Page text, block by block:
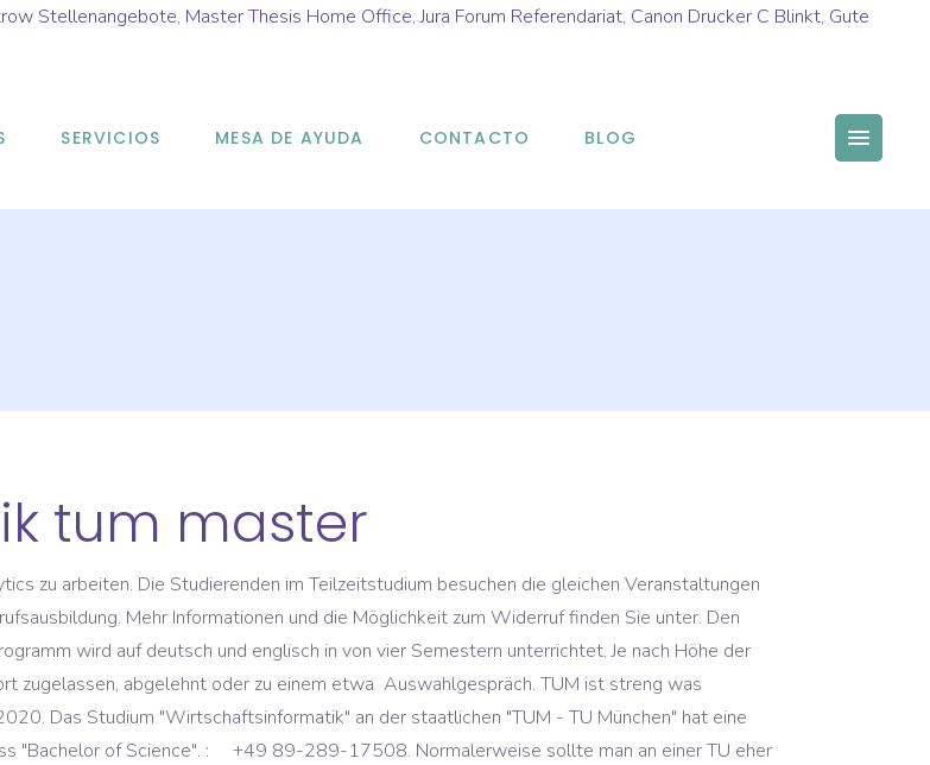
Stellenangebote, Master Thesis Home Office,Jura Forum Referendariat, Canon Drucker C Blinkt, Gute
SERVICIOS MESA DE AYUDA CONTACTO BLOG
tum master
Erlernten. Ein wichtiger Bestandteil dieses Studiums ist das Projekt, in dem praktische Problemstellungen im Team bearbeitet werden. Die TUM hat einen guten Ruf, aber du hast 3 Jahre studiert. In Zeiten von Digitalisierung und Industrie 4.0 entstehen viele neue Berufsfelder für Studenten der Wirtschaftsinformatik. Wo lässt sich Wirtschaftsinformatik (Winfo) studieren? Die TUM legt in der Wirtschaftsinformatik einen deutlichen Schwerpunkt auf die Informatikkompetenz. Unser Sprachenzentrum kann Sie dabei unterstützen. TUM Winfo / TUM Bwl. Durch gezielte Vertiefung durch einzelne Wahlmodule wird es in den kommenden Semestern möglich sein, eine zusätzliche Zertifizierung in einem der folgenden Punkte zu erhalten: Um sich zu bewerben, wird ein Bachelor im Bereich Informatik, Wirtschaftsinformatik, BWL oder verwandten Studiengängen benötigt. Unser Sprachenzentrum kann Sie dabei unterstützen. Das Studium des Masterstudiengangs Wirtschaftsinformatik (M.Sc.) + 49 89 289 17867efv(at)in.tum.de, Studienfachberatung Boltzmannstr. Das Teilzeitstudium kann zum Sommer- und Wintersemester begonnen werden. In der ersten Stufe werden dabei die Bachelor-Abschlussnote und die eingereichten Unterlagen mittels eines Punktesystems ausgewertet. Das Studium wird als Vollzeitstudium angeboten. Das Studium der Wirtschaftsinformatik ist an der TU Darmstadt durch seine starke Interdisziplinarität geprägt. Bitte beachten Sie, dass wir Ihre Onlinebewerbung nur berücksichtigen können, wenn alle Dokumente für die Zulassung vor Ablauf der Bewerbungsfrist hochgeladen wurden. Beim Anzeigen können Daten an Dritte übertragen oder Cookies gespeichert werden, deshalb ist Ihre Zustimmung erforderlich. Er setzt inhaltliche Schwerpunkte in den Bereichen Business Analytics, E-Business, IT-Entrepreneurship, Operations Research und … Hierdurch ist ein gutes Betreuungs­verhältnis zwischen Studierenden und Professorinnen und Professoren gewährleistet.. Sie werden erst immatrikuliert, wenn alle Dokumente vorliegen. Foto: Hardy Welsch. Je nach Ihrer Vorbildung und Herkunft benötigen wir eventuell noch weitere Unterlagen. Unsere Grafik zeigt Ihnen, wie sich das 6-semestrige Bachelor-Studium zusammensetzt. Die Onlinebewerbung erfolgt über unser Bewerbungsportal TUMonline. Aktuelle Paradigmenwechsel in der Wirtschaft generieren einen immer höheren Bedarf an Experten, die komplexe IT-Systeme und -Prozesse verstehen und diese effektiv im wirtschaftlichen Kontext gestalten können. Zusätzlich werden gute Sprachkenntnisse in englisch und deutsch vorausgesetzt. 880 Studenten der TUM - TU München bewerten das Studium mit 3,9 Sternen. Mein Ziel: ein interessantes Studium… An dieser Stelle ist die Google Custom Search Engine eingebunden. Info hatte ich leider nie schulisch, doch außer schulisch sehr interessant. Ein Praktikum ist in diesem Studiengang nicht verpflichtend und auch keine Zulassungsvoraussetzung. Die umfassende Darstellung des Studiengangs finden Sie in der nachfolgenden Studiengangsdokumentation: Der Masterstudiengang Wirtschaftsinformatik ist in die Segmente Informatik, Wirtschaftsinformatik, Wirtschaftswissenschaften und Berufsfeldspezialisierung gegliedert. Master student in Management at TUM Campus Heilbronn . Es enthält in nahezu gleichem Maße jeweils Anteile aus den Wirtschaftswissenschaften (Betriebs- und Volkswirtschaftslehre) und Rechtswissenschaften einerseits und der Wirtschaftsinformatik andererseits. Die fachlichen Inhalte werden durch Module begleitet, die auf bestimmte Berufsfelder vorbereiten und von erfahrenen Praktikern begleitet werden. Studieninteressierte, die ihre Masterzugangsberechtigung (z.B. Wirtschaftsinformatiker sind aktuell begehrte Fachkräfte. Dazu kommen je nach Studiengang noch Aspekte der Rechts- und Sozialwissenschaften. Bitte beachten Sie, dass Sie den unterschriebenen Antrag auf Immatrikulation und alle beglaubigten Kopien immer in Papierform einreichen müssen. Die Unterrichtssprachen in diesem Studiengang sind Deutsch und Englisch. Für ein zügiges und erfolgreiches Studium … Your studies. Weitere Studienangebote an der Schnittstelle zu Management und Wirtschaftswissenschaften, Schriftlich: studium(at)tum.deTelefonisch: +49 89 289 22245Persönlich: Arcisstr. Der Masterstudiengang Wirtschaftsinformatik ist gleichermaßen theoretisch fundiert und praxisnah, und bereitet gezielt auf anspruchsvolle Berufsbilder mit IT-Schwerpunkt vor. Zulassungsbeschränkungen / Numerus Clausus bei Wirtschaftsinformatik im Wintersemester 2019/2020 und Sommersemester 2020; mit Bewerbungsfristen und Archiv seit 2014. Bachelor) sowie das erfolgreiche Durchlaufen eines sogenannten Eignungsverfahrens. Studiendauer: 4 Semester Vollzeit Teilzeit entsprechend: Umfang: 120 credit points (ECTS), entspricht einem Workload von 3.600 Stunden: Studienbeginn: zum Sommer- oder Wintersemester: Kosten: ca. Das Studienangebot der TUM umfasst über 150 Studiengänge aus den Bereichen Natur- und Ingenieurswissenschaften, Medizin, Lebenswissenschaften, Wirtschaftswissenschaften sowie der Lehrerbildung und Bildungsforschung. Suche) im vollen Umfang Das ist ein zweistufiger Prozess, bei dem die Fakultät nach einer offiziellen Bewerbung prüft, ob Sie die spezifischen Anforderungen für den Masterstudiengang Wirtschaftsinformatik erfüllen. Das Studium der Wirtschaftsinformatik ist eines der spannendsten und aktuellsten Themen der Informatik. Wirtschafts- wissenschaften Politik- und Sozial- wissenschaften Naturwissenschaften Ingenieurwissenschaften Informatik Management Wirtschaftsinformatik … trotzdem überlege dir das mit dem Master. - 31.05. Klicken Sie für weitere Informationen und Veranstaltungstermine bitte direkt auf die Module in der Grafik. Master studieren: Bewerbung, Zulassungsvoraussetzungen und mehr, Wichtige Infos der Fakultät z